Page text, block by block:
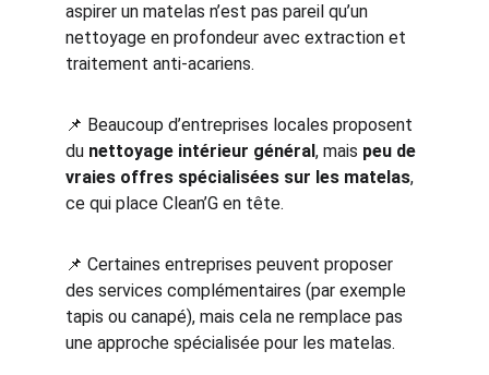
aspirer un matelas n’est pas pareil qu’un
nettoyage en profondeur avec extraction et
traitement anti‑acariens.
📌 Beaucoup d’entreprises locales proposent
du nettoyage intérieur général, mais peu de
vraies offres spécialisées sur les matelas,
ce qui place Clean’G en tête.
📌 Certaines entreprises peuvent proposer
des services complémentaires (par exemple
tapis ou canapé), mais cela ne remplace pas
une approche spécialisée pour les matelas.